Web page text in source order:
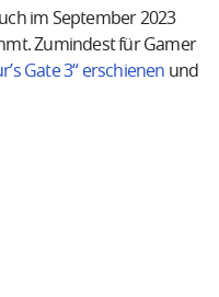
im September 2023
Zumindest für Gamer
Gate 3“ erschienen und